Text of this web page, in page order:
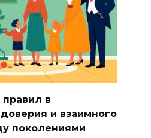
в
и взаимного
поколениями